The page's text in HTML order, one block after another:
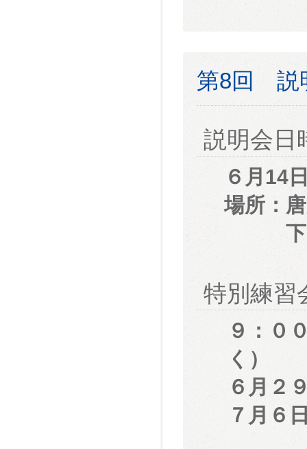
第8回 説
説明会日
６月14
場所：
下関
特別練習
９：０
く）
６月２
７月６